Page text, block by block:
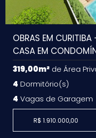
OBRAS EM
CASA EM
319,00m² de Área
4 Dormitório(s)
4 Vagas de Garagem
R$ 1.910.000,00